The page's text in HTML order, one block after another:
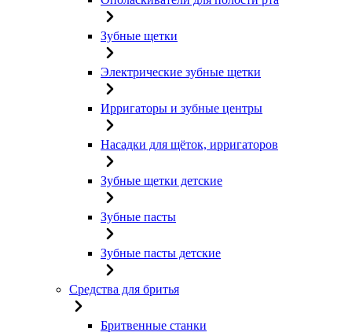
Зубные щетки
Электрические зубные щетки
Ирригаторы и зубные центры
Насадки для щёток, ирригаторов
Зубные щетки детские
Зубные пасты
Зубные пасты детские
Средства для бритья
Бритвенные станки